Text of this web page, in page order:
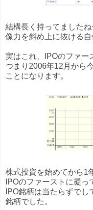
結構長く持ってました
像力を斜め上に抜ける自
実はこれ、IPOのファー
つまり2006年12月から
ことになります。
株式投資を始めてから1
IPOのファーストに凝
IPO銘柄は当たらずで
銘柄でした。